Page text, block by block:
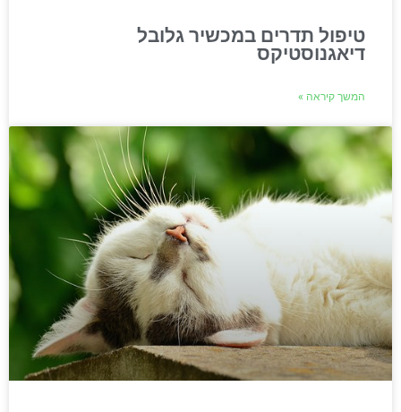
טיפול תדרים במכשיר גלובל
דיאגנוסטיקס
המשך קיראה »